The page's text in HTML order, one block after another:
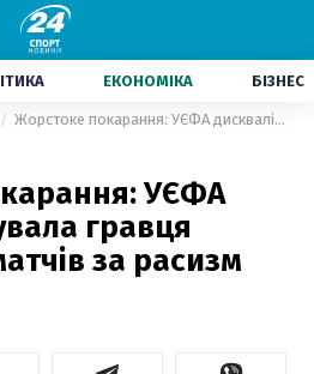
ЕКОНОМІКА БІЗНЕС
Жорстоке покарання: УЄФА дискваліфікувала гравця Славії на 10 матчів за расизм
УЄФА
гравця
за расизм